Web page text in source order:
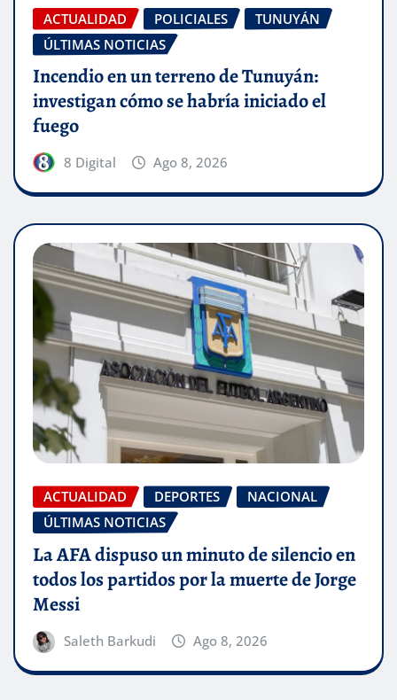
ACTUALIDAD POLICIALES
TUNUYÁN
ÚLTIMAS NOTICIAS
Incendio en un terreno de Tunuyán:
investigan cómo se habría iniciado el
fuego
8 Digital Ago 8, 2026
ACTUALIDAD DEPORTES
NACIONAL
ÚLTIMAS NOTICIAS
La AFA dispuso un minuto de silencio en
todos los partidos por la muerte de Jorge
Messi
Saleth Barkudi Ago 8, 2026